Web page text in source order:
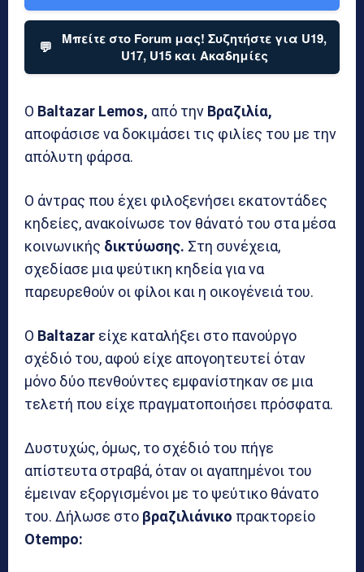
💬
Μπείτε στο Forum μας! Συζητήστε για U19,
U17, U15 και Ακαδημίες
Ο Baltazar Lemos, από την Βραζιλία,
αποφάσισε να δοκιμάσει τις φιλίες του με την
απόλυτη φάρσα.
Ο άντρας που έχει φιλοξενήσει εκατοντάδες
κηδείες, ανακοίνωσε τον θάνατό του στα μέσα
κοινωνικής δικτύωσης. Στη συνέχεια,
σχεδίασε μια ψεύτικη κηδεία για να
παρευρεθούν οι φίλοι και η οικογένειά του.
Ο Baltazar είχε καταλήξει στο πανούργο
σχέδιό του, αφού είχε απογοητευτεί όταν
μόνο δύο πενθούντες εμφανίστηκαν σε μια
τελετή που είχε πραγματοποιήσει πρόσφατα.
Δυστυχώς, όμως, το σχέδιό του πήγε
απίστευτα στραβά, όταν οι αγαπημένοι του
έμειναν εξοργισμένοι με το ψεύτικο θάνατο
του. Δήλωσε στο βραζιλιάνικο πρακτορείο
Otempo: